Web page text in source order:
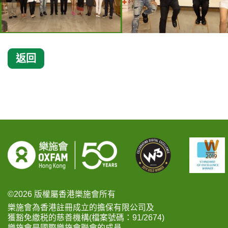
返回
©2026 版權屬香港樂施會所有
樂施會為香港註冊成立的擔保有限公司及
獲豁免繳税的慈善機構(檔案號碼：91/2674)